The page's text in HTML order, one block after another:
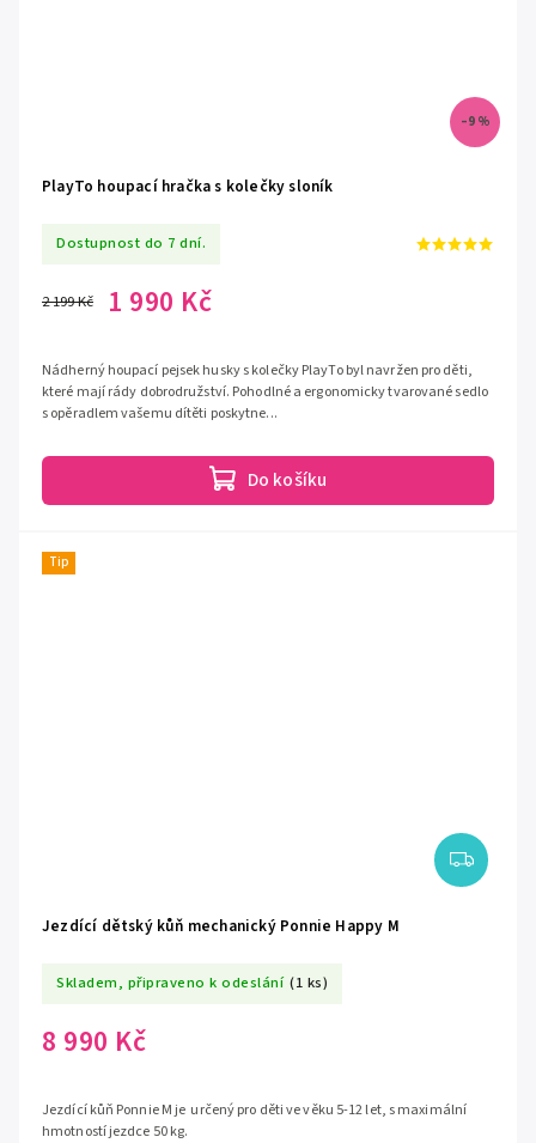
–9 %
PlayTo houpací hračka s kolečky sloník
Dostupnost do 7 dní.
2 199 Kč 1 990 Kč
Do košíku
Nádherný houpací pejsek husky s kolečky PlayTo byl navržen pro děti,
které mají rády dobrodružství. Pohodlné a ergonomicky tvarované sedlo
s opěradlem vašemu dítěti poskytne...
Tip
Jezdící dětský kůň mechanický Ponnie Happy M
Skladem, připraveno k odeslání (1 ks)
8 990 Kč
Jezdící kůň Ponnie M je určený pro děti ve věku 5-12 let, s maximální
hmotností jezdce 50 kg.